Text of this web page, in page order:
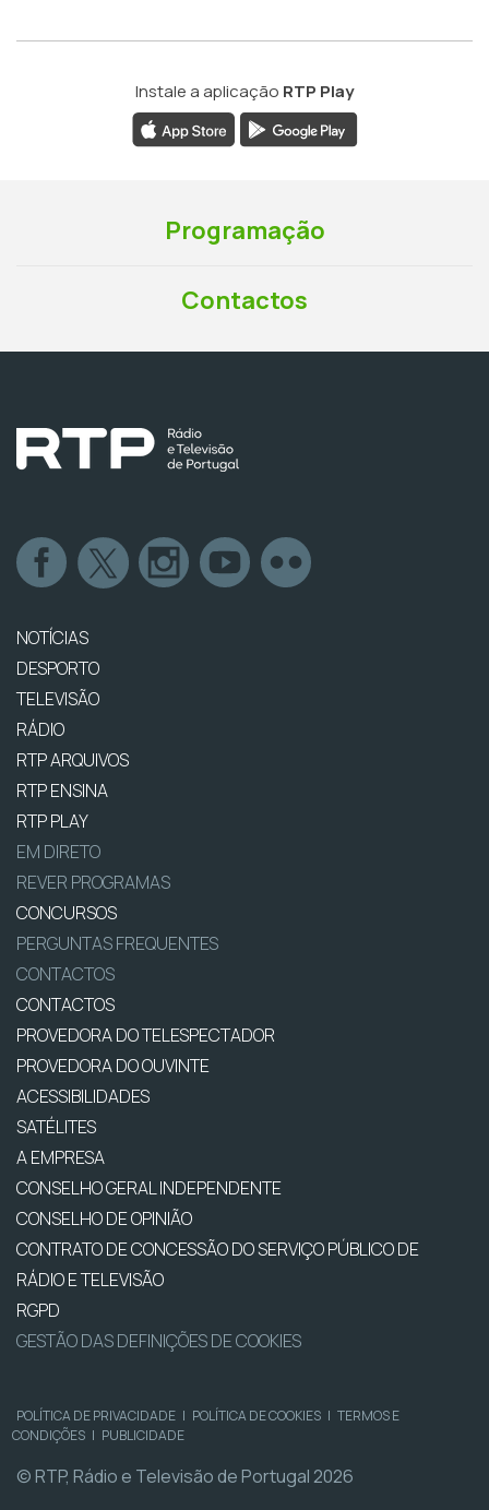
Instale a aplicação RTP Play
Programação
Contactos
NOTÍCIAS
DESPORTO
TELEVISÃO
RÁDIO
RTP ARQUIVOS
RTP ENSINA
RTP PLAY
EM DIRETO
REVER PROGRAMAS
CONCURSOS
PERGUNTAS FREQUENTES
CONTACTOS
CONTACTOS
PROVEDORA DO TELESPECTADOR
PROVEDORA DO OUVINTE
ACESSIBILIDADES
SATÉLITES
A EMPRESA
CONSELHO GERAL INDEPENDENTE
CONSELHO DE OPINIÃO
CONTRATO DE CONCESSÃO DO SERVIÇO PÚBLICO DE
RÁDIO E TELEVISÃO
RGPD
GESTÃO DAS DEFINIÇÕES DE COOKIES
POLÍTICA DE PRIVACIDADE | POLÍTICA DE COOKIES | TERMOS E
CONDIÇÕES | PUBLICIDADE
© RTP, Rádio e Televisão de Portugal 2026